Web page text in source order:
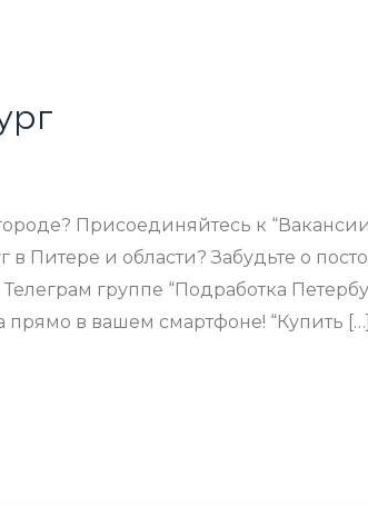
Присоединяйтесь к “Вакансии
в Питере и области? Забудьте о
группе “Подработка
в вашем смартфоне! “Купить […]